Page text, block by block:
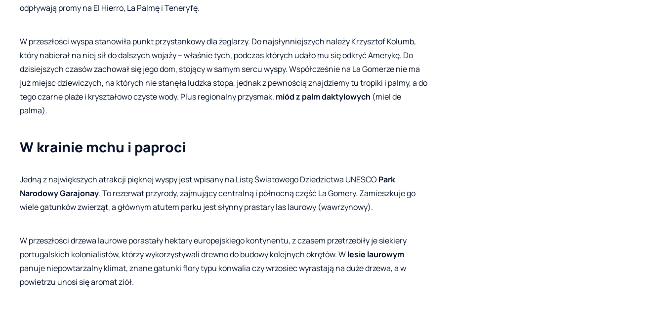
odpływają promy na El Hierro, La Palmę i Teneryfę.
W przeszłości wyspa stanowiła punkt przystankowy dla żeglarzy. Do najsłynniejszych należy Krzysztof Kolumb,
który nabierał na niej sił do dalszych wojaży – właśnie tych, podczas których udało mu się odkryć Amerykę. Do
dzisiejszych czasów zachował się jego dom, stojący w samym sercu wyspy. Współcześnie na La Gomerze nie ma
już miejsc dziewiczych, na których nie stanęła ludzka stopa, jednak z pewnością znajdziemy tu tropiki i palmy, a do
tego czarne plaże i kryształowo czyste wody. Plus regionalny przysmak, miód z palm daktylowych (miel de
palma).
W krainie mchu i paproci
Jedną z największych atrakcji pięknej wyspy jest wpisany na Listę Światowego Dziedzictwa UNESCO Park
Narodowy Garajonay. To rezerwat przyrody, zajmujący centralną i północną część La Gomery. Zamieszkuje go
wiele gatunków zwierząt, a głównym atutem parku jest słynny prastary las laurowy (wawrzynowy).
W przeszłości drzewa laurowe porastały hektary europejskiego kontynentu, z czasem przetrzebiły je siekiery
portugalskich kolonialistów, którzy wykorzystywali drewno do budowy kolejnych okrętów. Wlesie laurowym
panuje niepowtarzalny klimat, znane gatunki flory typu konwalia czy wrzosiec wyrastają na duże drzewa, a w
powietrzu unosi się aromat ziół.